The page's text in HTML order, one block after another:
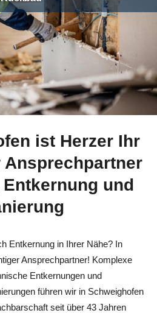
ist Herzer Ihr
und
Entkernung in Ihrer Nähe? In
Ansprechpartner! Komplexe
Entkernungen und
führen wir in Schweighofen
seit über 43 Jahren